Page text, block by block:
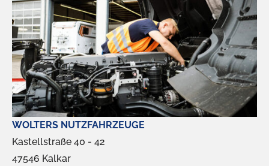
WOLTERS NUTZFAHRZEUGE
Kastellstraße 40 - 42
47546 Kalkar